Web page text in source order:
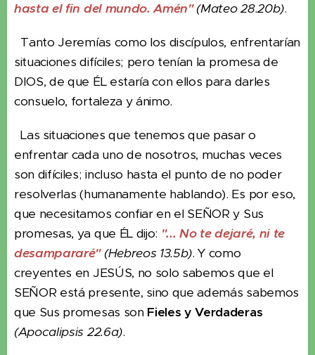
hasta el fin del mundo. Amén"(Mateo 28.20b).
Tanto Jeremías como los discípulos, enfrentarían
situaciones difíciles; pero tenían la promesa de
DIOS, de que ÉL estaría con ellos para darles
consuelo, fortaleza y ánimo.
Las situaciones que tenemos que pasar o
enfrentar cada uno de nosotros, muchas veces
son difíciles; incluso hasta el punto de no poder
resolverlas (humanamente hablando). Es por eso,
que necesitamos confiar en el SEÑOR y Sus
promesas, ya que ÉL dijo: "... No te dejaré, ni te
desampararé"(Hebreos 13.5b). Y como
creyentes en JESÚS, no solo sabemos que el
SEÑOR está presente, sino que además sabemos
que Sus promesas son Fieles y Verdaderas
(Apocalipsis 22.6a).